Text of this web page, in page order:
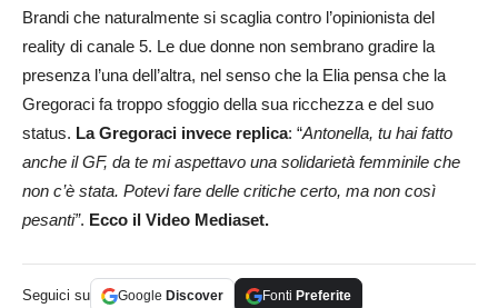
Brandi che naturalmente si scaglia contro l’opinionista del
reality di canale 5. Le due donne non sembrano gradire la
presenza l’una dell’altra, nel senso che la Elia pensa che la
Gregoraci fa troppo sfoggio della sua ricchezza e del suo
status. La Gregoraci invece replica: “Antonella, tu hai fatto
anche il GF, da te mi aspettavo una solidarietà femminile che
non c’è stata. Potevi fare delle critiche certo, ma non così
pesanti”. Ecco il Video Mediaset.
Seguici su Google Discover Fonti Preferite